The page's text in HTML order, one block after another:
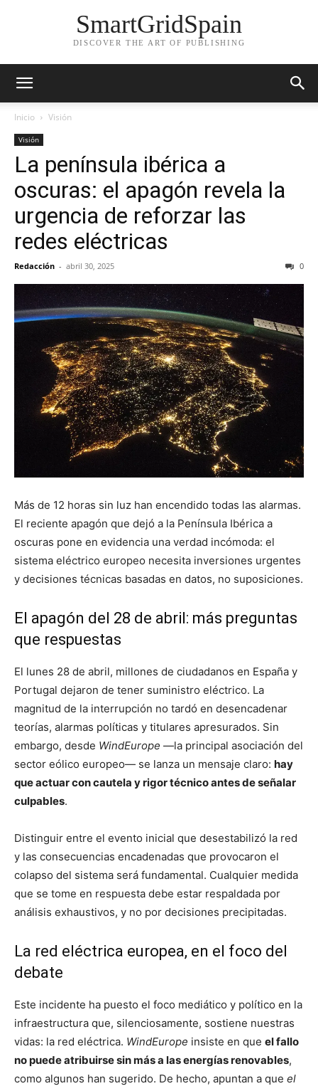
SmartGridSpain
DISCOVER THE ART OF PUBLISHING
Inicio Visión
Visión
La península ibérica a
oscuras: el apagón revela la
urgencia de reforzar las
redes eléctricas
Redacción - abril 30, 2025 0
Más de 12 horas sin luz han encendido todas las alarmas.
El reciente apagón que dejó a la Península Ibérica a
oscuras pone en evidencia una verdad incómoda: el
sistema eléctrico europeo necesita inversiones urgentes
y decisiones técnicas basadas en datos, no suposiciones.
El apagón del 28 de abril: más preguntas
que respuestas
El lunes 28 de abril, millones de ciudadanos en España y
Portugal dejaron de tener suministro eléctrico. La
magnitud de la interrupción no tardó en desencadenar
teorías, alarmas políticas y titulares apresurados. Sin
embargo, desde WindEurope —la principal asociación del
sector eólico europeo— se lanza un mensaje claro: hay
que actuar con cautela y rigor técnico antes de señalar
culpables.
Distinguir entre el evento inicial que desestabilizó la red
y las consecuencias encadenadas que provocaron el
colapso del sistema será fundamental. Cualquier medida
que se tome en respuesta debe estar respaldada por
análisis exhaustivos, y no por decisiones precipitadas.
La red eléctrica europea, en el foco del
debate
Este incidente ha puesto el foco mediático y político en la
infraestructura que, silenciosamente, sostiene nuestras
vidas: la red eléctrica. WindEurope insiste en que el fallo
no puede atribuirse sin más a las energías renovables,
como algunos han sugerido. De hecho, apuntan a que el